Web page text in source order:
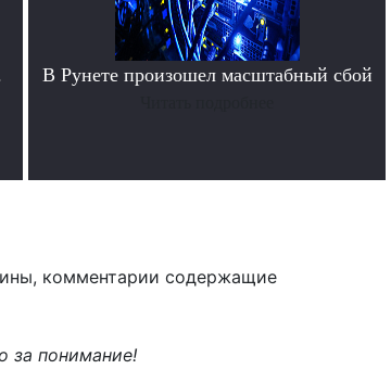
В Рунете произошел масштабный сбой
комментарии содержащие
за понимание!